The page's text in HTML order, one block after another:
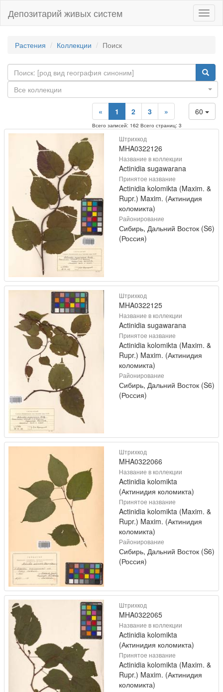
Депозитарий живых систем
Растения Коллекции Поиск
Все коллекции
60
« 1 2 3 »
Всего записей: 162 Всего страниц: 3
Штрихкод
MHA0322126
Название в коллекции
Actinidia sugawarana
Принятое название
Actinidia kolomikta (Maxim. &
Rupr.) Maxim. (Актинидия
коломикта)
Районирование
Сибирь, Дальний Восток (S6)
(Россия)
Штрихкод
MHA0322125
Название в коллекции
Actinidia sugawarana
Принятое название
Actinidia kolomikta (Maxim. &
Rupr.) Maxim. (Актинидия
коломикта)
Районирование
Сибирь, Дальний Восток (S6)
(Россия)
Штрихкод
MHA0322066
Название в коллекции
Actinidia kolomikta
(Актинидия коломикта)
Принятое название
Actinidia kolomikta (Maxim. &
Rupr.) Maxim. (Актинидия
коломикта)
Районирование
Сибирь, Дальний Восток (S6)
(Россия)
Штрихкод
MHA0322065
Название в коллекции
Actinidia kolomikta
(Актинидия коломикта)
Принятое название
Actinidia kolomikta (Maxim. &
Rupr.) Maxim. (Актинидия
коломикта)